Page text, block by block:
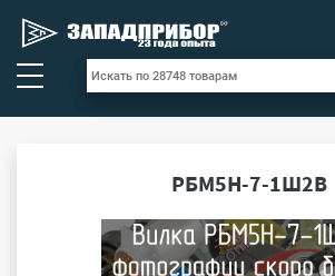
РБМ5Н-7-1Ш2В